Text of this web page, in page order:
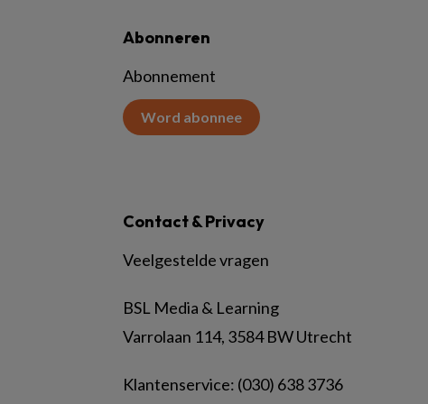
Abonneren
Abonnement
Word abonnee
Contact & Privacy
Veelgestelde vragen
BSL Media & Learning
Varrolaan 114, 3584 BW Utrecht
Klantenservice: (030) 638 3736